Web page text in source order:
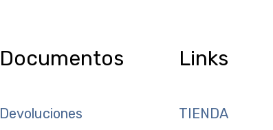
Documentos
Devoluciones
Links
TIENDA